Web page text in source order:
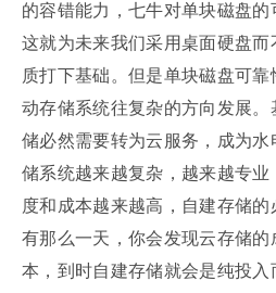
的容错能力，七牛对单块磁盘的
这就为未来我们采用桌面硬盘
质打下基础。但是单块磁盘可
动存储系统往复杂的方向发展
储必然需要转为云服务，成为
储系统越来越复杂，越来越专
度和成本越来越高，自建存储
有那么一天，你会发现云存储
本，到时自建存储就会是纯投